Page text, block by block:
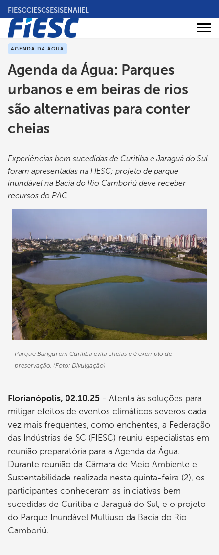
Pular
para
conteúdo
principal
FIESCCIESCSESISENAIIEL
Áreas
AGENDA DA ÁGUA
Agenda da Água: Parques
urbanos e em beiras de rios
são alternativas para conter
cheias
Experiências bem sucedidas de Curitiba e Jaraguá do Sul
foram apresentadas na FIESC; projeto de parque
inundável na Bacia do Rio Camboriú deve receber
recursos do PAC
Parque Barigui em Curitiba evita cheias e é exemplo de
preservação. (Foto: Divulgação)
Florianópolis, 02.10.25 - Atenta às soluções para
mitigar efeitos de eventos climáticos severos cada
vez mais frequentes, como enchentes, a Federação
das Indústrias de SC (FIESC) reuniu especialistas em
reunião preparatória para a Agenda da Água.
Durante reunião da Câmara de Meio Ambiente e
Sustentabilidade realizada nesta quinta-feira (2), os
participantes conheceram as iniciativas bem
sucedidas de Curitiba e Jaraguá do Sul, e o projeto
do Parque Inundável Multiuso da Bacia do Rio
Camboriú.